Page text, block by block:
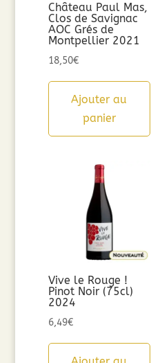
Château Paul Mas,
Clos de Savignac
AOC Grés de
Montpellier 2021
18,50€
Ajouter au
panier
Vive le Rouge !
Pinot Noir (75cl)
2024
6,49€